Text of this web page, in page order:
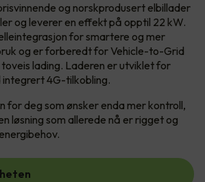
og norskprodusert elbillader
og leverer en effekt på opptil 22 kW.
for smartere og mer
og er forberedt for Vehicle-to-Grid
lading. Laderen er utviklet for
integrert 4G-tilkobling.
for deg som ønsker enda mer kontroll,
løsning som allerede nå er rigget og